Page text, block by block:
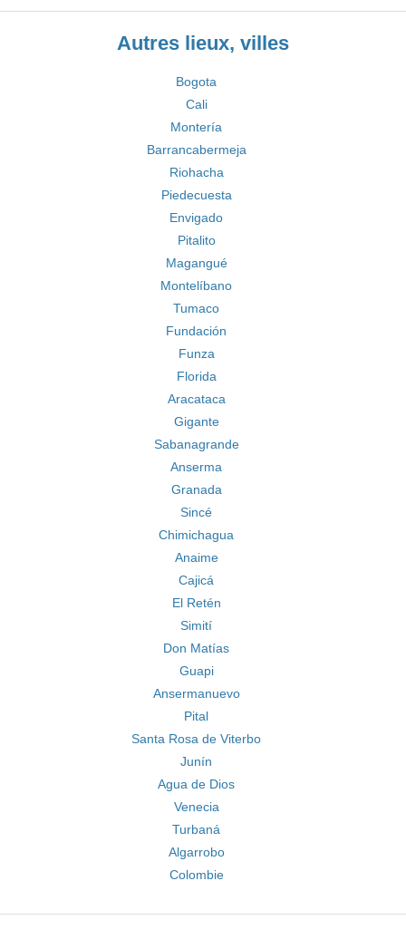
Autres lieux, villes
Bogota
Cali
Montería
Barrancabermeja
Riohacha
Piedecuesta
Envigado
Pitalito
Magangué
Montelíbano
Tumaco
Fundación
Funza
Florida
Aracataca
Gigante
Sabanagrande
Anserma
Granada
Sincé
Chimichagua
Anaime
Cajicá
El Retén
Simití
Don Matías
Guapi
Ansermanuevo
Pital
Santa Rosa de Viterbo
Junín
Agua de Dios
Venecia
Turbaná
Algarrobo
Colombie